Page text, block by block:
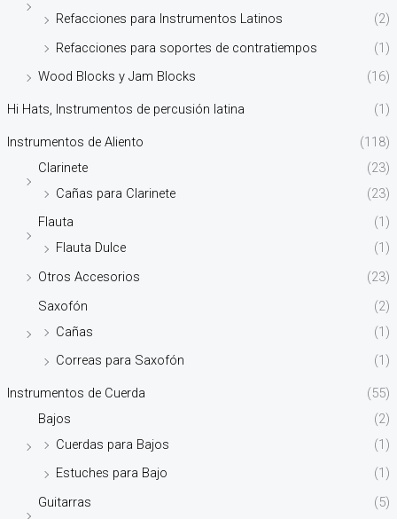
Refacciones para Instrumentos Latinos
(2)
Refacciones para soportes de contratiempos
(1)
Wood Blocks y Jam Blocks
(16)
Hi Hats, Instrumentos de percusión latina (1)
Instrumentos de Aliento
(118)
Clarinete
(23)
Cañas para Clarinete
(23)
Flauta
(1)
Flauta Dulce
(1)
Otros Accesorios
(23)
Saxofón
(2)
Cañas
(1)
Correas para Saxofón
(1)
Instrumentos de Cuerda
(55)
Bajos
(2)
Cuerdas para Bajos
(1)
Estuches para Bajo
(1)
Guitarras
(5)